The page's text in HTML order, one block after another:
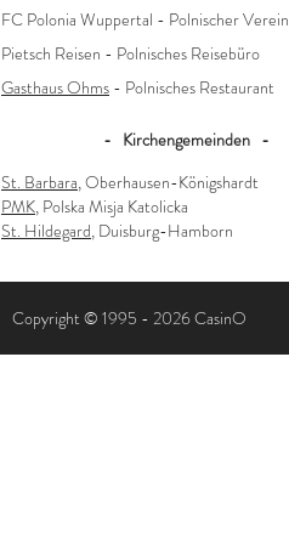
FC Polonia Wuppertal - Polnischer Verein
Pietsch Reisen - Polnisches Reisebüro
Gasthaus Ohms - Polnisches Restaurant
- Kirchengemeinden -
St. Barbara, Oberhausen-Königshardt
PMK, Polska Misja Katolicka
St. Hildegard, Duisburg-Hamborn
Copyright © 1995 - 2026 CasinO